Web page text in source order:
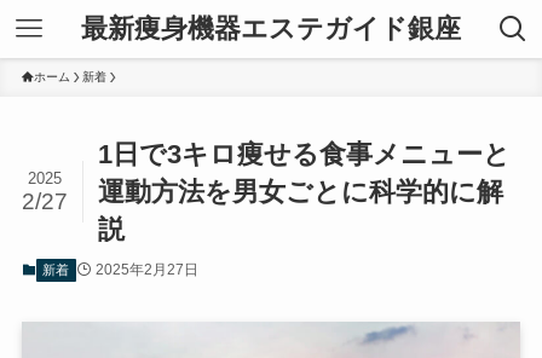
最新痩身機器エステガイド銀座
ホーム 新着
1日で3キロ痩せる食事メニューと
運動方法を男女ごとに科学的に解
説
2025
2/27
新着 2025年2月27日